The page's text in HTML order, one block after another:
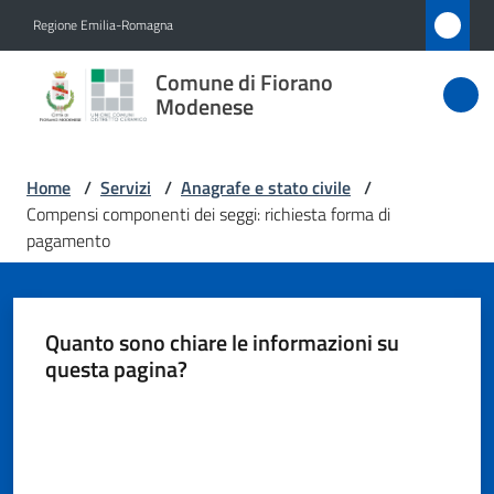
Regione Emilia-Romagna
Comune di Fiorano
Modenese
Comune
di Fiorano
Amministrazione
Novità
Servizi
Menu selezionato
Home / Servizi / Anagrafe e stato civile /
Compensi componenti dei seggi: richiesta forma di
pagamento
Quanto sono chiare le informazioni su
questa pagina?